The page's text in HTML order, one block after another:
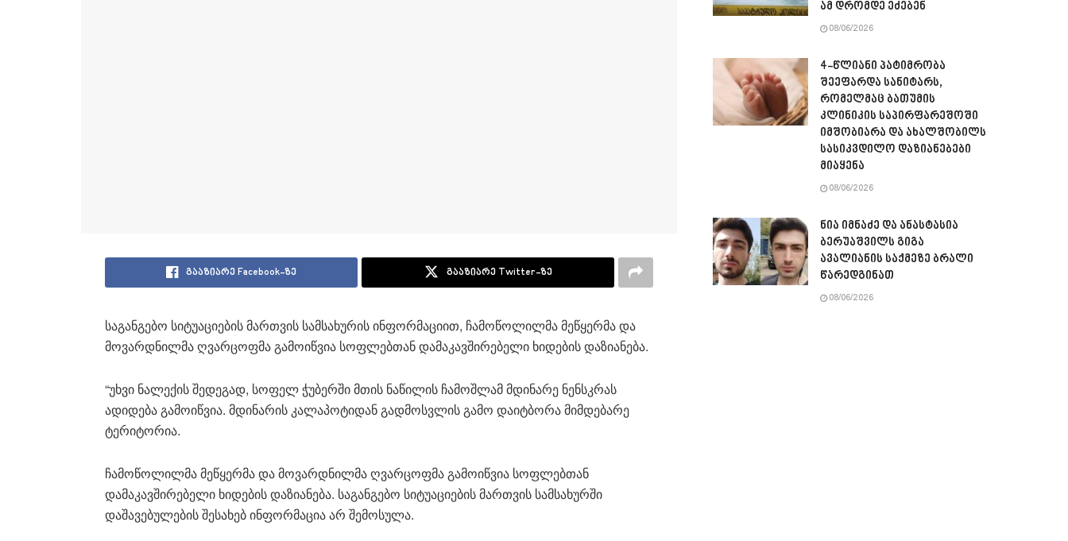
გააზიარე Facebook-ზე გააზიარე Twitter-ზე
საგანგებო სიტუაციების მართვის სამსახურის ინფორმაციით, ჩამოწოლილმა მეწყერმა და
მოვარდნილმა ღვარცოფმა გამოიწვია სოფლებთან დამაკავშირებელი ხიდების დაზიანება.
“უხვი ნალექის შედეგად, სოფელ ჭუბერში მთის ნაწილის ჩამოშლამ მდინარე ნენსკრას
ადიდება გამოიწვია. მდინარის კალაპოტიდან გადმოსვლის გამო დაიტბორა მიმდებარე
ტერიტორია.
ჩამოწოლილმა მეწყერმა და მოვარდნილმა ღვარცოფმა გამოიწვია სოფლებთან
დამაკავშირებელი ხიდების დაზიანება. საგანგებო სიტუაციების მართვის სამსახურში
დაშავებულების შესახებ ინფორმაცია არ შემოსულა.
ამ დრომდე ეძებენ
08/06/2026
4-წლიანი პატიმრობა
შეეფარდა სანიტარს,
რომელმაც ბათუმის
კლინიკის საპირფარეშოში
იმშობიარა და ახალშობილს
სასიკვდილო დაზიანებები
მიაყენა
08/06/2026
ნია იმნაძე და ანასტასია
ბერუაშვილს გიგა
ავალიანის საქმეზე ბრალი
წარედგინათ
08/06/2026